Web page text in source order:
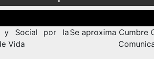
y Social por la
Vida
Se aproxima Cumbre